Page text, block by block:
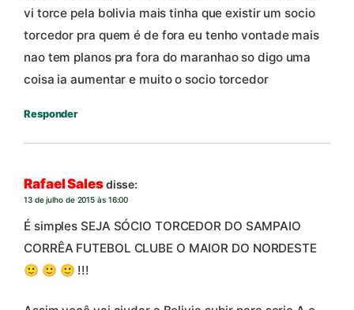
vi torce pela bolivia mais tinha que existir um socio
torcedor pra quem é de fora eu tenho vontade mais
nao tem planos pra fora do maranhao so digo uma
coisa ia aumentar e muito o socio torcedor
Responder
Rafael Salesdisse:
13 de julho de 2015 às 16:00
É simples SEJA SÓCIO TORCEDOR DO SAMPAIO
CORRÊA FUTEBOL CLUBE O MAIOR DO NORDESTE
🙂 🙂 🙂 !!!